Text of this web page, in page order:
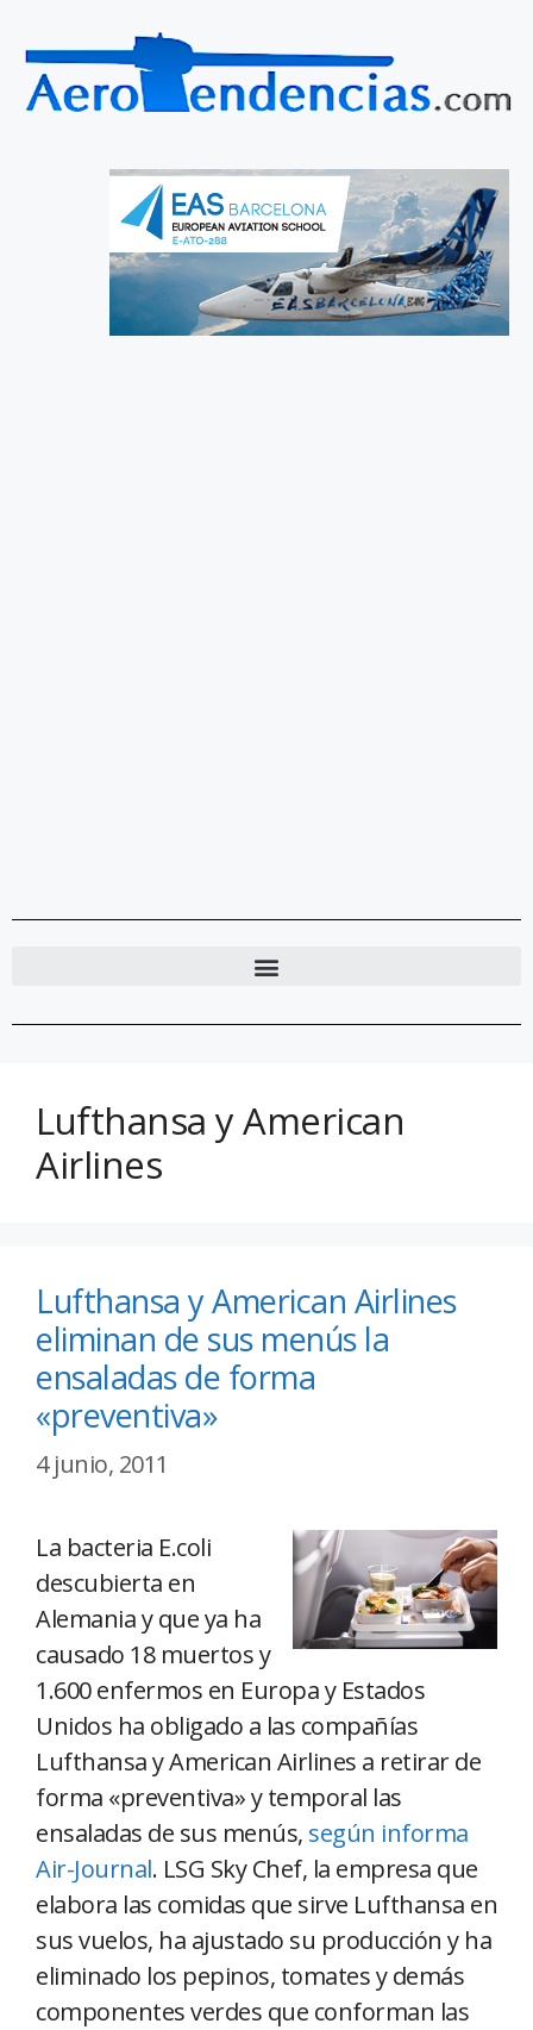
Lufthansa y American
Airlines
Lufthansa y American Airlines
eliminan de sus menús la
ensaladas de forma
«preventiva»
4 junio, 2011
La bacteria E.coli
descubierta en
Alemania y que ya ha
causado 18 muertos y
1.600 enfermos en Europa y Estados
Unidos ha obligado a las compañías
Lufthansa y American Airlines a retirar de
forma «preventiva» y temporal las
ensaladas de sus menús, según informa
Air-Journal. LSG Sky Chef, la empresa que
elabora las comidas que sirve Lufthansa en
sus vuelos, ha ajustado su producción y ha
eliminado los pepinos, tomates y demás
componentes verdes que conforman las